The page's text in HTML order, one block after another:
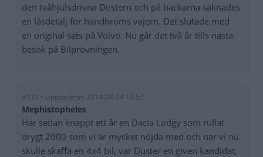
den tvåhjulsdrivna Dustern och på backarna saknades
en låsdetalj för handbroms vajern. Det slutade med
en original sats på Volvo. Nu går det två år tills nästa
besök på Bilprovningen.
#110 • Uppdaterat: 2014-04-24 14:52
Mephistopheles
Har sedan knappt ett år en Dacia Lodgy som rullat
drygt 2000 som vi är mycket nöjda med och när vi nu
skulle skaffa en 4x4 bil, var Duster en given kandidat,